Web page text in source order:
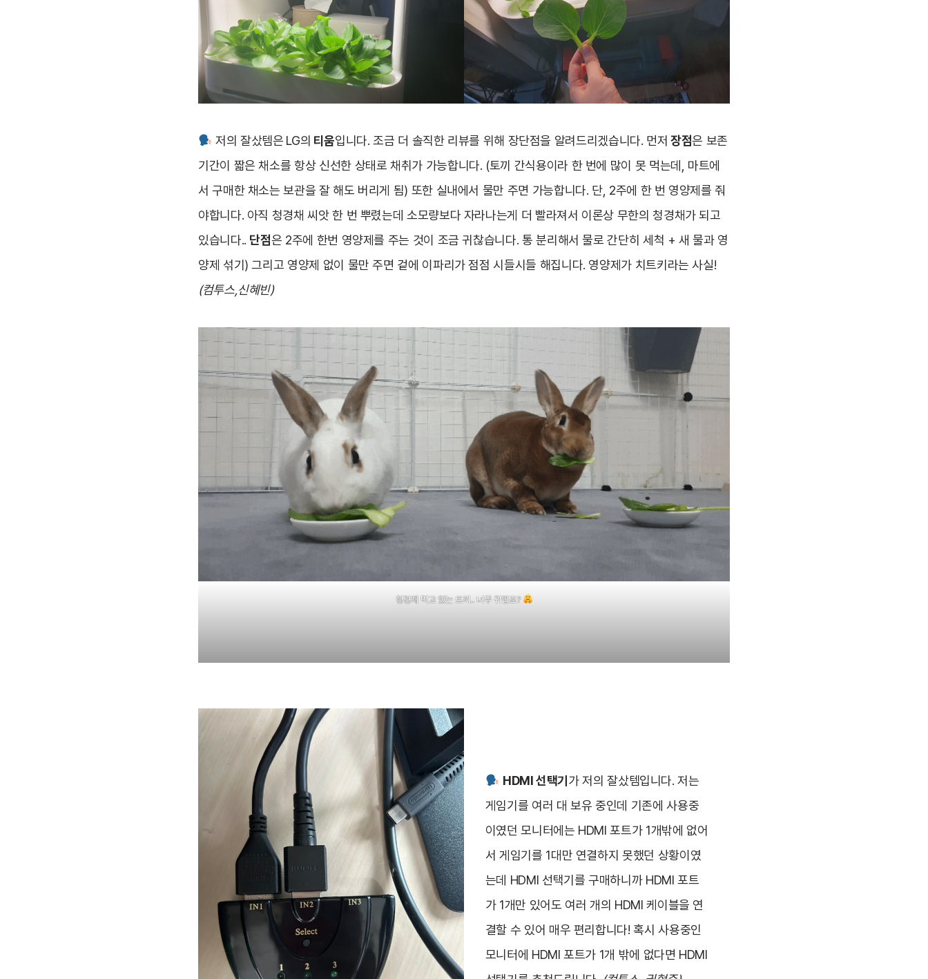
저의 잘샀템은 LG의 티움입니다. 조금 더 솔직한 리뷰를 위해 장단점을 알려드리겠습니다. 먼저 장점은 보존
기간이 짧은 채소를 항상 신선한 상태로 채취가 가능합니다. (토끼 간식용이라 한 번에 많이 못 먹는데, 마트에
서 구매한 채소는 보관을 잘 해도 버리게 됨) 또한 실내에서 물만 주면 가능합니다. 단, 2주에 한 번 영양제를 줘
야합니다. 아직 청경채 씨앗 한 번 뿌렸는데 소모량보다 자라나는게 더 빨라져서 이론상 무한의 청경채가 되고
있습니다.. 단점은 2주에 한번 영양제를 주는 것이 조금 귀찮습니다. 통 분리해서 물로 간단히 세척 + 새 물과 영
양제 섞기) 그리고 영양제 없이 물만 주면 겉에 이파리가 점점 시들시들 해집니다. 영양제가 치트키라는 사실!
(컴투스,신혜빈)
청경채 먹고 있는 토끼.. 너무 귀엽죠?
HDMI 선택기 가 저의 잘샀템입니다. 저는
게임기를 여러 대 보유 중인데 기존에 사용중
이였던 모니터에는 HDMI 포트가 1개밖에 없어
서 게임기를 1대만 연결하지 못했던 상황이였
는데 HDMI 선택기를 구매하니까 HDMI 포트
가 1개만 있어도 여러 개의 HDMI 케이블을 연
결할 수 있어 매우 편리합니다! 혹시 사용중인
모니터에 HDMI 포트가 1개 밖에 없다면 HDMI